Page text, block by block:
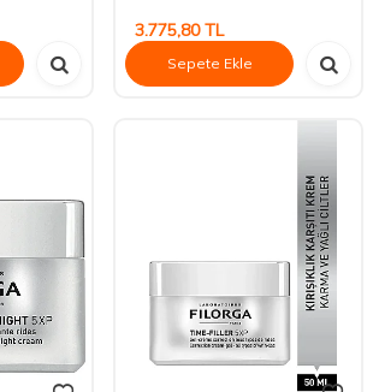
3.775,80TL
Sepete Ekle